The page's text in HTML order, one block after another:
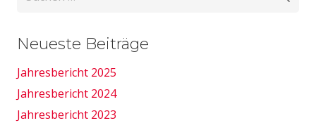
Neueste Beiträge
Jahresbericht 2025
Jahresbericht 2024
Jahresbericht 2023